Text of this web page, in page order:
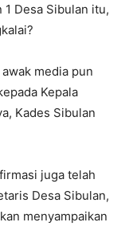
Desa Sibulan itu,
media pun
Kepala
Kades Sibulan
juga telah
Desa Sibulan,
menyampaikan